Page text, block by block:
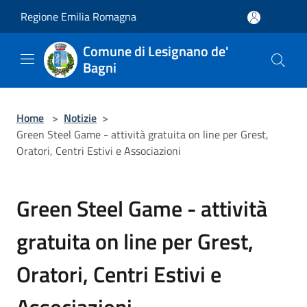
Regione Emilia Romagna
Comune di Lesignano de'
Bagni
Home > Notizie >
Green Steel Game - attività gratuita on line per Grest,
Oratori, Centri Estivi e Associazioni
Green Steel Game - attività
gratuita on line per Grest,
Oratori, Centri Estivi e